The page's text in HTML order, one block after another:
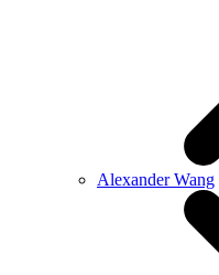
Alexander Wang